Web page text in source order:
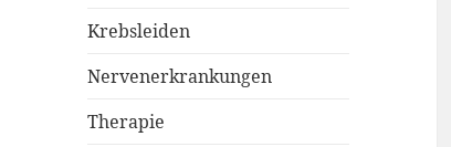
Krebsleiden
Nervenerkrankungen
Therapie